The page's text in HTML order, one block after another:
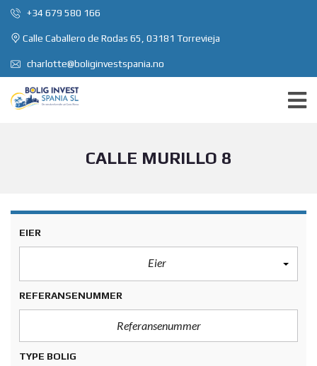
+34 679 580 166
Calle Caballero de Rodas 65, 03181 Torrevieja
charlotte@boliginvestspania.no
CALLE MURILLO 8
EIER
Eier
REFERANSENUMMER
TYPE BOLIG